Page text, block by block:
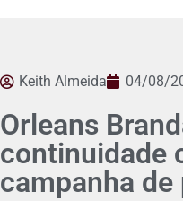
Keith Almeida 04/08/
Orleans
continuidade
campanha